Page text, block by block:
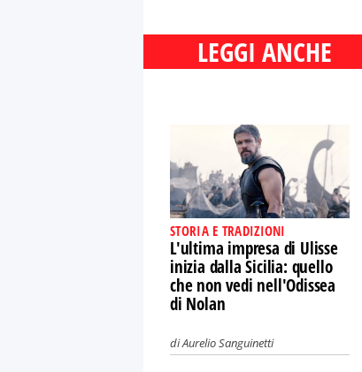
LEGGI ANCHE
STORIA E TRADIZIONI
L'ultima impresa di Ulisse
inizia dalla Sicilia: quello
che non vedi nell'Odissea
di Nolan
diAurelio Sanguinetti